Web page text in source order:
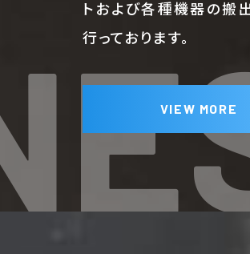
トおよび各種機器の搬
行っております。
VIEW MORE